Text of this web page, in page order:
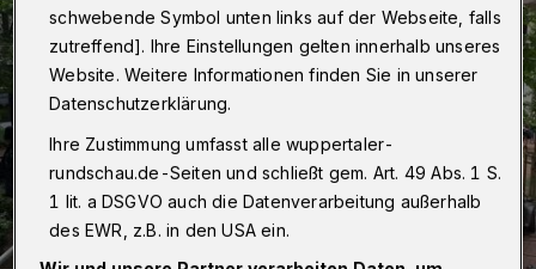
schwebende Symbol unten links auf der Webseite, falls
zutreffend]. Ihre Einstellungen gelten innerhalb unseres
Website. Weitere Informationen finden Sie in unserer
Datenschutzerklärung.
Ihre Zustimmung umfasst alle wuppertaler-
rundschau.de-Seiten und schließt gem. Art. 49 Abs. 1 S.
1 lit. a DSGVO auch die Datenverarbeitung außerhalb
des EWR, z.B. in den USA ein.